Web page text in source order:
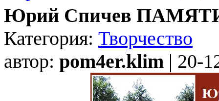
Юрий Спичев
Категория: Творчество
автор: pom4er.klim | 20-